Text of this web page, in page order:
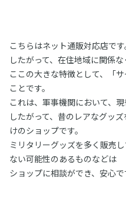
こちらはネット通販対応店です
したがって、在住地域に関係な
ここの大きな特徴として、「
ことです。
これは、軍事機関において、
したがって、昔のレアなグッ
けのショップです。
ミリタリーグッズを多く販売
ない可能性のあるものなどは
ショップに相談ができ、安心で